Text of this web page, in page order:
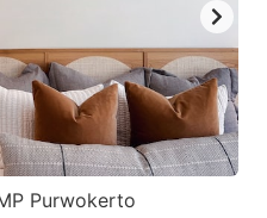
Purwokerto